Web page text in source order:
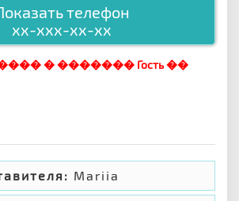
телефон
xx-xxx-xx-xx
� ������� Гость ��
Mariia